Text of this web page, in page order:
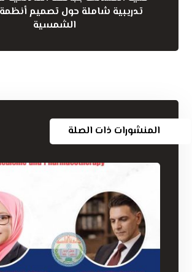
تدريبية شاملة حول تصميم
الشمسية
المنشورات ذات الصلة